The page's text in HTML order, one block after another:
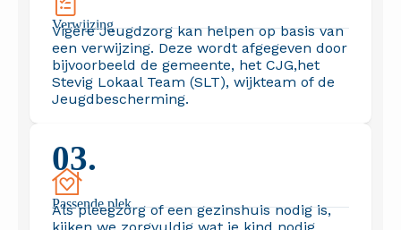
Verwijzing
Vigere Jeugdzorg kan helpen op basis van
een verwijzing. Deze wordt afgegeven door
bijvoorbeeld de gemeente, het CJG,het
Stevig Lokaal Team (SLT), wijkteam of de
Jeugdbescherming.
03.
Passende plek
Als pleegzorg of een gezinshuis nodig is,